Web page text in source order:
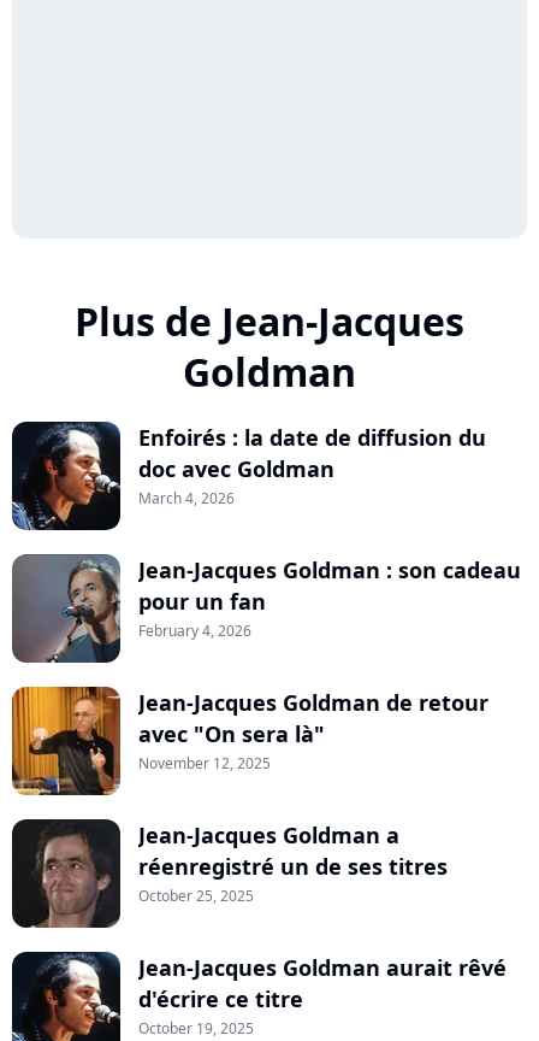
Plus de Jean-Jacques
Goldman
Enfoirés : la date de diffusion du
doc avec Goldman
March 4, 2026
Jean-Jacques Goldman : son cadeau
pour un fan
February 4, 2026
Jean-Jacques Goldman de retour
avec "On sera là"
November 12, 2025
Jean-Jacques Goldman a
réenregistré un de ses titres
October 25, 2025
Jean-Jacques Goldman aurait rêvé
d'écrire ce titre
October 19, 2025